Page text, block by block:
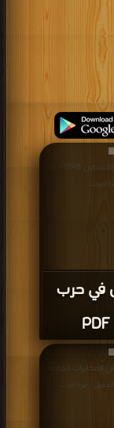
في حرب
مرات
الخاصة
: مرة/مرات